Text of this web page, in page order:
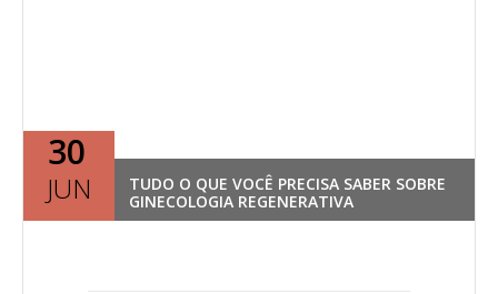
30
JUN
TUDO O QUE VOCÊ PRECISA SABER SOBRE
GINECOLOGIA REGENERATIVA